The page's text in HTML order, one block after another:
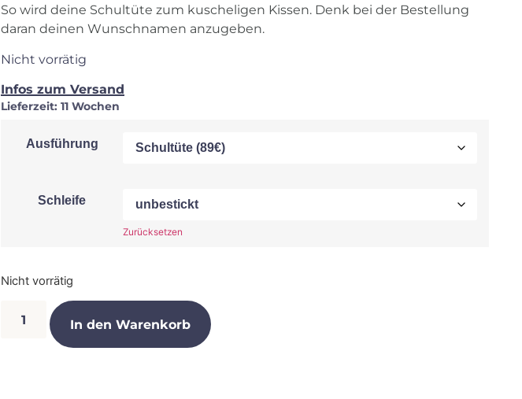
So wird deine Schultüte zum kuscheligen Kissen. Denk bei der Bestellung
daran deinen Wunschnamen anzugeben.
Nicht vorrätig
Infos zum Versand
Lieferzeit: 11 Wochen
Ausführung
Schleife
Zurücksetzen
Nicht vorrätig
In den Warenkorb